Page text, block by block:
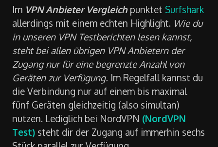
Im VPN Anbieter Vergleichpunktet Surfshark
allerdings mit einem echten Highlight. Wie du
in unseren VPN Testberichten lesen kannst,
steht bei allen übrigen VPN Anbietern der
Zugang nur für eine begrenzte Anzahl von
Geräten zur Verfügung. Im Regelfall kannst du
die Verbindung nur auf einem bis maximal
fünf Geräten gleichzeitig (also simultan)
nutzen. Lediglich bei NordVPN (NordVPN
Test) steht dir der Zugang auf immerhin sechs